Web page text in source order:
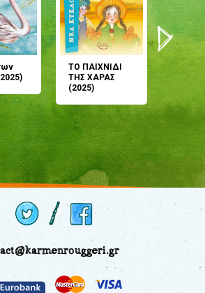
ΤΟ ΠΑΙΧΝΙΔΙ
ΤΗΣ ΧΑΡΑΣ
(2025)
μου;
(2024)